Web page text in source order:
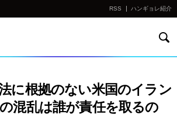
RSS ハンギョレ紹介
法に根拠のない米国のイラン
混乱は誰が責任を取るの